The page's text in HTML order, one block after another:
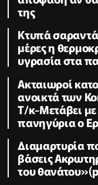
της
Κτυπά
μέρες η
υγρασία στα
Ακταιωροί
ανοικτά των
Τ/κ-Μετάβει με
πανηγύρια ο
Διαμαρτυρία
βάσεις
του